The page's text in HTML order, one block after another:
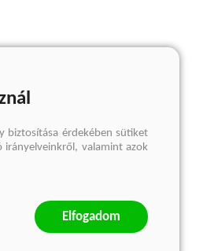
biztosítása érdekében sütiket
irányelveinkről, valamint azok
Elfogadom